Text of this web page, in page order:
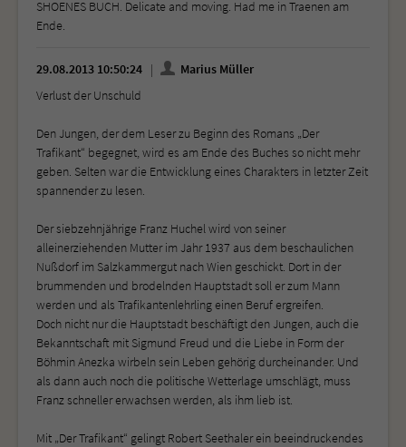
SHOENES BUCH. Delicate and moving. Had me in Traenen am
Ende.
29.08.2013 10:50:24
Marius Müller
Verlust der Unschuld
Den Jungen, der dem Leser zu Beginn des Romans „Der
Trafikant“ begegnet, wird es am Ende des Buches so nicht mehr
geben. Selten war die Entwicklung eines Charakters in letzter Zeit
spannender zu lesen.
Der siebzehnjährige Franz Huchel wird von seiner
alleinerziehenden Mutter im Jahr 1937 aus dem beschaulichen
Nußdorf im Salzkammergut nach Wien geschickt. Dort in der
brummenden und brodelnden Hauptstadt soll er zum Mann
werden und als Trafikantenlehrling einen Beruf ergreifen.
Doch nicht nur die Hauptstadt beschäftigt den Jungen, auch die
Bekanntschaft mit Sigmund Freud und die Liebe in Form der
Böhmin Anezka wirbeln sein Leben gehörig durcheinander. Und
als dann auch noch die politische Wetterlage umschlägt, muss
Franz schneller erwachsen werden, als ihm lieb ist.
Mit „Der Trafikant“ gelingt Robert Seethaler ein beeindruckendes